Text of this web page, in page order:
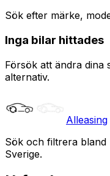
Sök efter märke,
Inga bilar hittades
Försök att ändra
alternativ.
Alleasing
Sök och filtrera bland
Sverige.